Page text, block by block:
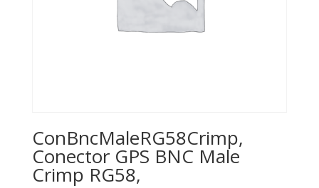
ConBncMaleRG58Crimp,
Conector GPS BNC Male
Crimp RG58,